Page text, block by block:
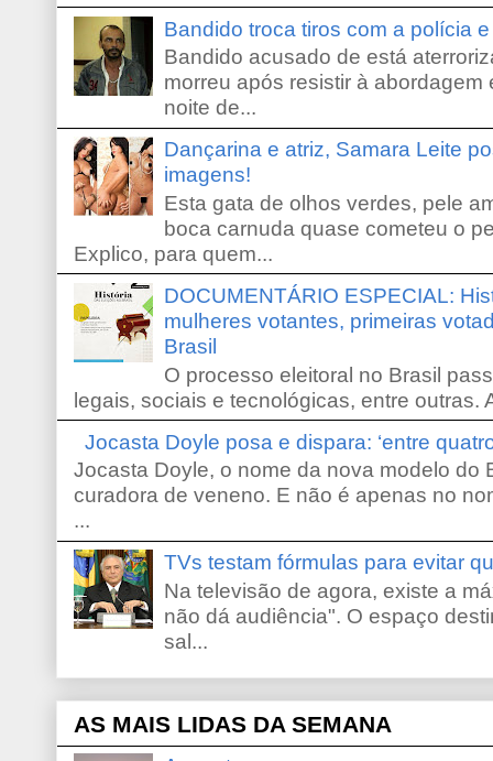
Bandido troca tiros com a polícia
Bandido acusado de está
morreu após resistir à
noite de...
Dançarina e atriz, Samara Leite
imagens!
Esta gata de olhos verdes, pele
boca carnuda quase cometeu o
Explico, para quem...
DOCUMENTÁRIO ESPECIAL:
mulheres votantes, primeiras
Brasil
O processo eleitoral no Brasil
legais, sociais e tecnológicas, entre outras.
Jocasta Doyle posa e dispara: ‘entre
Jocasta Doyle, o nome da nova modelo do
curadora de veneno. E não é apenas no
...
TVs testam fórmulas para evitar
Na televisão de agora, existe a
não dá audiência". O espaço
sal...
AS MAIS LIDAS DA SEMANA